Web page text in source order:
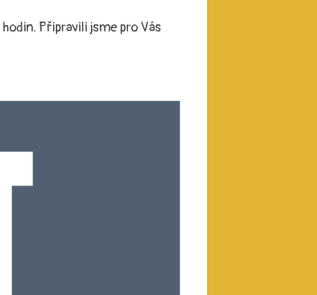
Připravili jsme pro Vás